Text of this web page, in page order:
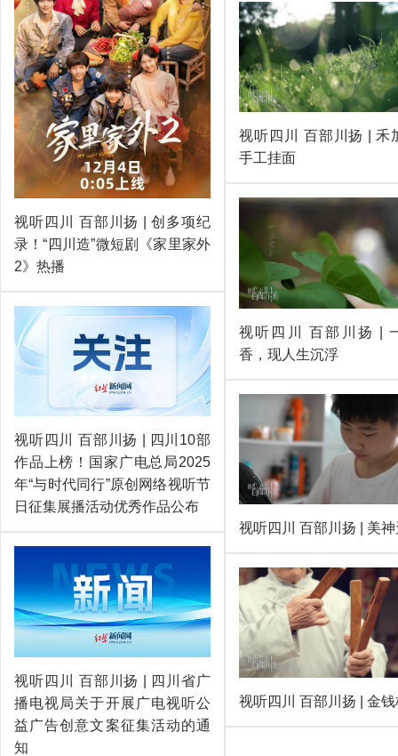
视听四川 百部川扬 | 创多项纪
录！“四川造”微短剧《家里家外
2》热播
视听四川 百部川扬 | 四川10部
作品上榜！国家广电总局2025
年“与时代同行”原创网络视听节
日征集展播活动优秀作品公布
视听四川 百部川扬 | 四川省广
播电视局关于开展广电视听公
益广告创意文案征集活动的通
知
视听四川 百部川扬 | 禾
手工挂面
视听四川 百部川扬 |
香，现人生沉浮
视听四川 百部川扬 | 美
视听四川 百部川扬 | 金钱